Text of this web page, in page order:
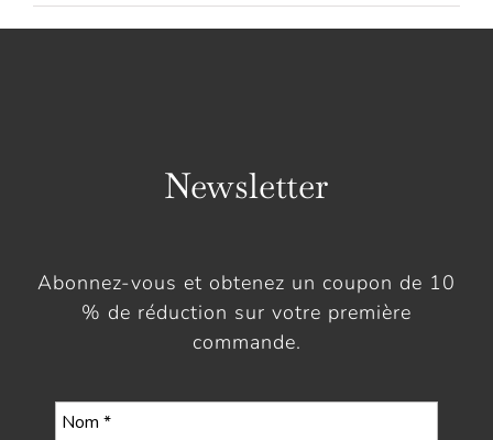
Newsletter
Abonnez-vous et obtenez un coupon de 10
% de réduction sur votre première
commande.